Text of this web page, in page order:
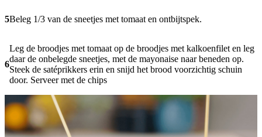
5Beleg 1/3 van de sneetjes met tomaat en ontbijtspek.
6
Leg de broodjes met tomaat op de broodjes met kalkoenfilet en leg
daar de onbelegde sneetjes, met de mayonaise naar beneden op.
Steek de satéprikkers erin en snijd het brood voorzichtig schuin
door. Serveer met de chips